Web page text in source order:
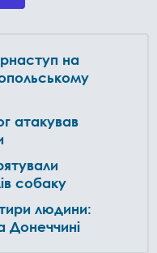
на
атакував
собаку
людини:
Донеччині